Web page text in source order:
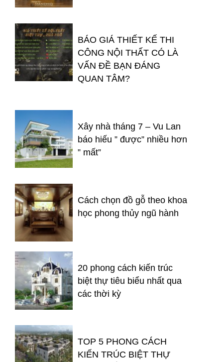
BÁO GIÁ THIẾT KẾ THI
CÔNG NỘI THẤT CÓ LÀ
VẤN ĐỀ BẠN ĐÁNG
QUAN TÂM?
Xây nhà tháng 7 – Vu Lan
báo hiếu ” được” nhiều hơn
” mất”
Cách chọn đồ gỗ theo khoa
học phong thủy ngũ hành
20 phong cách kiến trúc
biệt thự tiêu biểu nhất qua
các thời kỳ
TOP 5 PHONG CÁCH
KIẾN TRÚC BIỆT THỰ